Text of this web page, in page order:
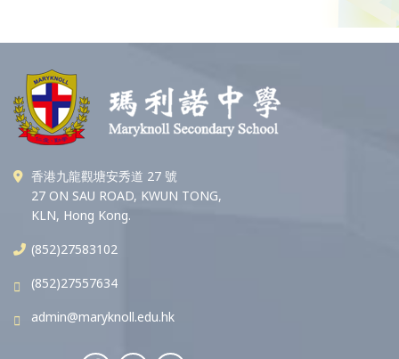
香港九龍觀塘安秀道 27 號
27 ON SAU ROAD, KWUN TONG,
KLN, Hong Kong.
(852)27583102
(852)27557634
admin@maryknoll.edu.hk